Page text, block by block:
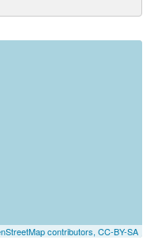
contributors, CC-BY-SA